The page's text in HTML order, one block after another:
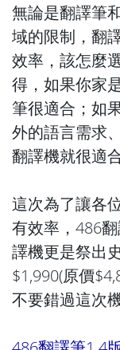
無論是翻譯筆
域的限制，翻
效率，該怎麼
得，如果你家
筆很適合；如
外的語言需求
翻譯機就很適合
這次為了讓各
有效率，486
譯機更是祭出
$1,990(原價
不要錯過這次